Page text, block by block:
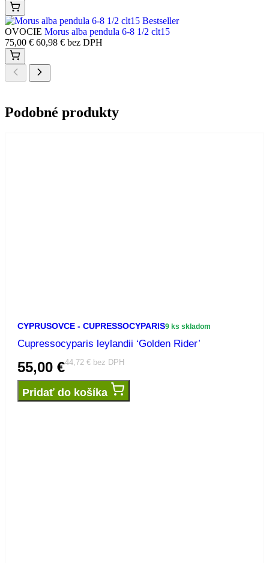
Bestseller
OVOCIE Morus alba pendula 6-8 1/2 clt15
75,00 € 60,98 € bez DPH
Podobné produkty
CYPRUSOVCE - CUPRESSOCYPARIS9 ks skladom
Cupressocyparis leylandii ‘Golden Rider’
55,00 €44,72 € bez DPH
Pridať do košíka